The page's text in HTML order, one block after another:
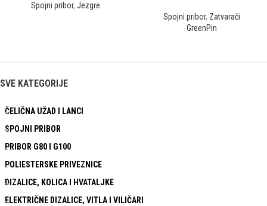
Spojni pribor, Jezgre
Spojni pribor, Zatvarači
GreenPin
SVE KATEGORIJE
ČELIČNA UŽAD I LANCI
SPOJNI PRIBOR
PRIBOR G80 I G100
POLIESTERSKE PRIVEZNICE
DIZALICE, KOLICA I HVATALJKE
ELEKTRIČNE DIZALICE, VITLA I VILIČARI